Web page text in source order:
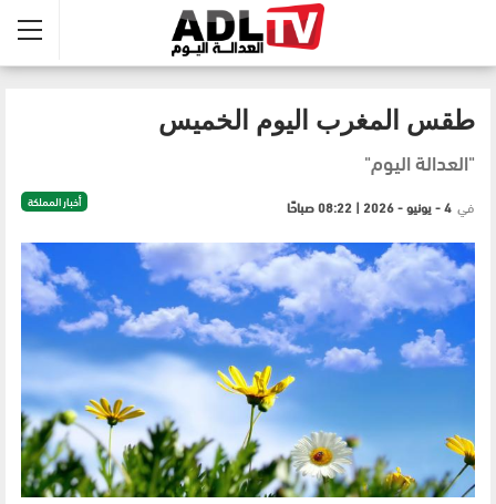
طقس المغرب اليوم الخميس
"العدالة اليوم"
أخبار المملكة في 4 - يونيو - 2026 | 08:22 صباحًا